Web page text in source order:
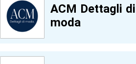
ACM Dettagli di
moda